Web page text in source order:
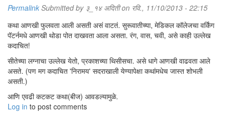
Permalink Submitted by ३_१४ अदितीon रवि., 11/10/2013 - 22:15
कथा आणखी फुलवता आली असती असं वाटतं. सुरूवातीच्या, मेडिकल कॉलेजचा वर्किंग
पॅटर्नमधे आणखी थोडा पोत दाखवता आला असता. रंग, वास, चवी, असे काही उल्लेख
कदाचित!
सीतेच्या लग्नाचा उल्लेख येतो, प्रकाशच्या थिसीसचा. असे धागे आणखी वाढवता आले
असते. (पण मग कदाचित 'निरामय' सदराखाली येण्यापेक्षा कथांमधेच जास्त शोभली
असती.)
आणि एवढी कटकट कथा(बीज) आवडल्यामुळे.
Log in to post comments